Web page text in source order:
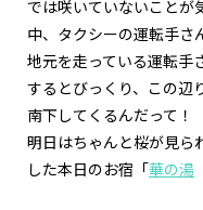
では咲いていないことが
中、タクシーの運転手さ
地元を走っている運転手
するとびっくり、この辺
南下してくるんだって！
明日はちゃんと桜が見ら
した本日のお宿「 華の湯